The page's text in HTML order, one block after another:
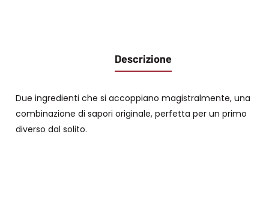
Descrizione
Due ingredienti che si accoppiano magistralmente, una
combinazione di sapori originale, perfetta per un primo
diverso dal solito.